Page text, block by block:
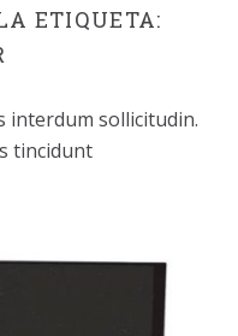
ETIQUETA:
interdum sollicitudin.
tincidunt